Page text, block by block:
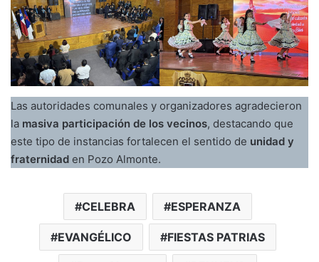
Las autoridades comunales y organizadores agradecieron
la masiva participación de los vecinos, destacando que
este tipo de instancias fortalecen el sentido de unidad y
fraternidad en Pozo Almonte.
CELEBRA ESPERANZA
EVANGÉLICO FIESTAS PATRIAS